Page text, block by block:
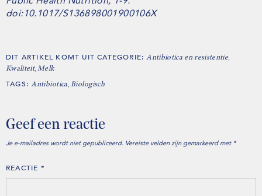
doi:10.1017/S136898001900106X
DIT ARTIKEL KOMT UIT CATEGORIE:Antibiotica en resistentie,
Kwaliteit, Melk
TAGS:Antibiotica Biologisch
Geef een reactie
Je e-mailadres wordt niet gepubliceerd. Vereiste velden zijn gemarkeerd met *
REACTIE *